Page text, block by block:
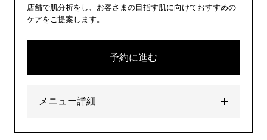
店舗で肌分析をし、お客さまの目指す肌に向けておすすめの
ケアをご提案します。
予約に進む
メニュー詳細